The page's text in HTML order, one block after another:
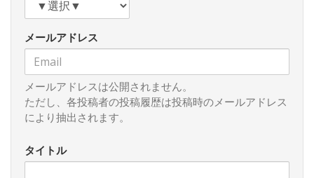
しか保有しない主体へのそれとは生じるリスクが段違いにな
かは重要ではない。なぜならば、このような事態を想定せざ
るを得なくなった時点で、中国にとって台湾有事は通常戦力
における彼我戦力差を度外視すべきほどに極めて冒険的なも
のとなるからである。台湾が通常戦力で中国に対抗するのは
将来的に不可能であるとの厳しい予後を踏まえて、より踏み
込んだ対策を打つことはやむを得ない。世界的に核廃絶運動
が盛んになっているとはいえ、現下の厳しい東アジア情勢を
いはずである。
メールアドレス
メールアドレスは公開されません。
ただし、各投稿者の投稿履歴は投稿時のメールアドレス
により抽出されます。
タイトル